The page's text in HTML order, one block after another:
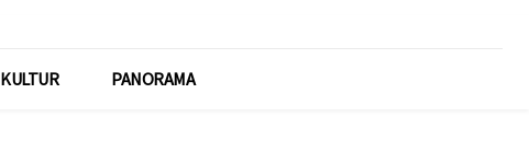
KULTUR PANORAMA